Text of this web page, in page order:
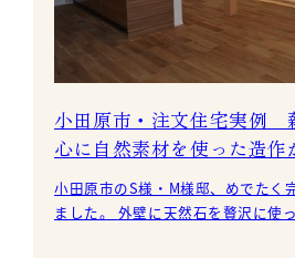
小田原市・注文住宅実例
心に自然素材を使った造作
小田原市のS様・M様邸、めでたく
ました。 外壁に天然石を贅沢に使った結果、とても重厚